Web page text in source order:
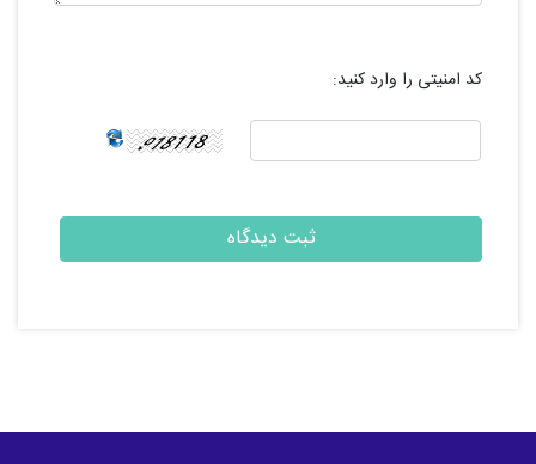
کد امنیتی را وارد کنید: